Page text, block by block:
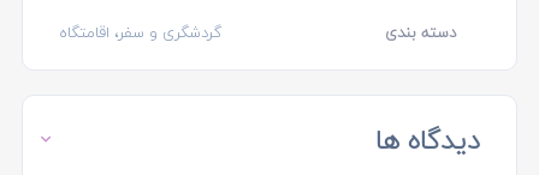
دسته بندی گردشگری و سفر، اقامتگاه
دیدگاه ها